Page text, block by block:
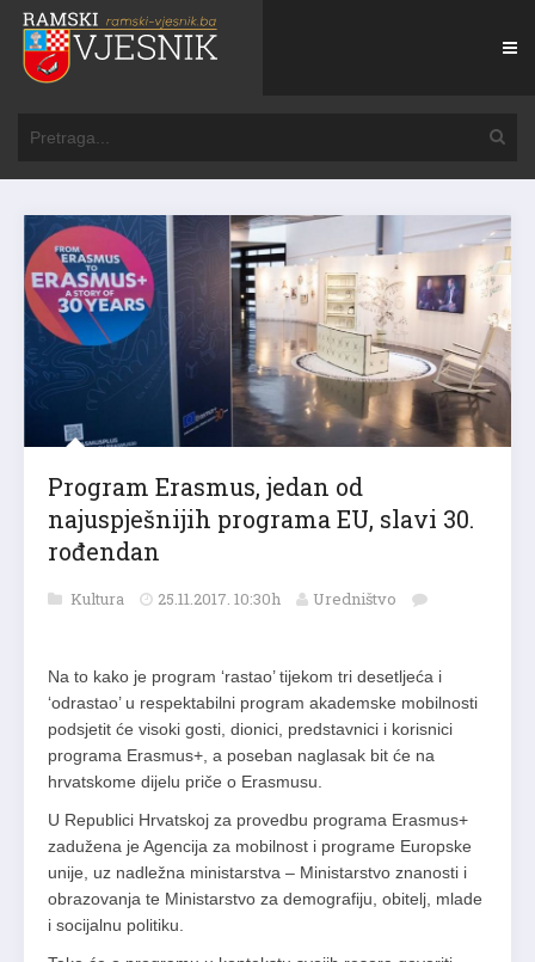
Program Erasmus, jedan od
najuspješnijih programa EU, slavi 30.
rođendan
Kultura 25.11.2017. 10:30h Uredništvo
Na to kako je program ‘rastao’ tijekom tri desetljeća i
‘odrastao’ u respektabilni program akademske mobilnosti
podsjetit će visoki gosti, dionici, predstavnici i korisnici
programa Erasmus+, a poseban naglasak bit će na
hrvatskome dijelu priče o Erasmusu.
U Republici Hrvatskoj za provedbu programa Erasmus+
zadužena je Agencija za mobilnost i programe Europske
unije, uz nadležna ministarstva – Ministarstvo znanosti i
obrazovanja te Ministarstvo za demografiju, obitelj, mlade
i socijalnu politiku.